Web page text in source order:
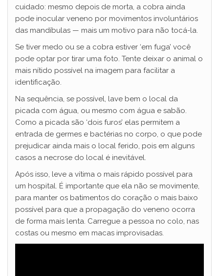
cuidado: mesmo depois de morta, a cobra ainda
pode inocular veneno por movimentos involuntários
das mandíbulas — mais um motivo para não tocá-la.
Se tiver medo ou se a cobra estiver ‘em fuga’ você
pode optar por tirar uma foto. Tente deixar o animal o
mais nítido possível na imagem para facilitar a
identificação.
Na sequência, se possível, lave bem o local da
picada com água, ou mesmo com água e sabão.
Como a picada são ‘dois furos’ elas permitem a
entrada de germes e bactérias no corpo, o que pode
prejudicar ainda mais o local ferido, pois em alguns
casos a necrose do local é inevitável.
Após isso, leve a vítima o mais rápido possível para
um hospital. É importante que ela não se movimente,
para manter os batimentos do coração o mais baixo
possível para que a propagação do veneno ocorra
de forma mais lenta. Carregue a pessoa no colo, nas
costas ou mesmo em macas improvisadas.